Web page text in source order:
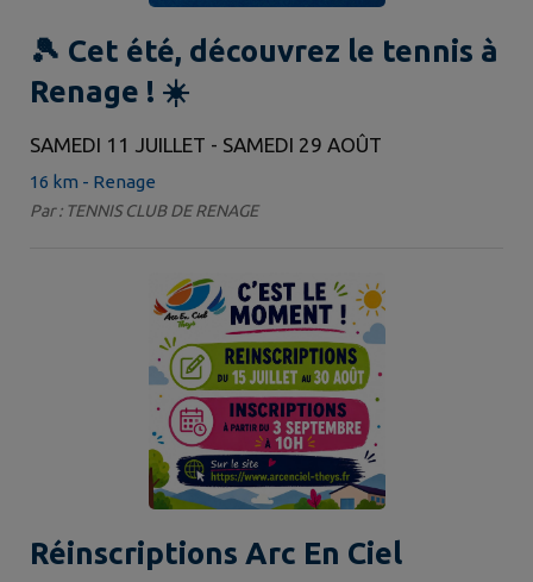
🎾 Cet été, découvrez le tennis à
Renage ! ☀️
SAMEDI 11 JUILLET - SAMEDI 29 AOÛT
16 km - Renage
Par : TENNIS CLUB DE RENAGE
Réinscriptions Arc En Ciel